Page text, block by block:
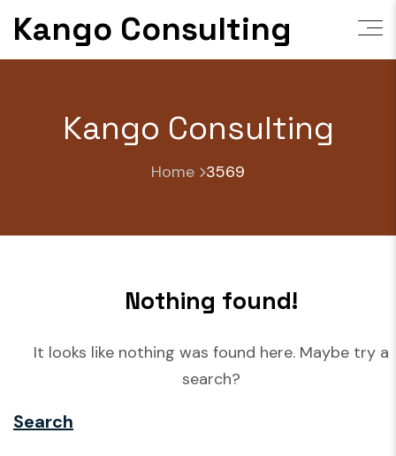
Kango Consulting
Kango Consulting
Home 3569
Nothing found!
It looks like nothing was found here. Maybe try a
search?
Search